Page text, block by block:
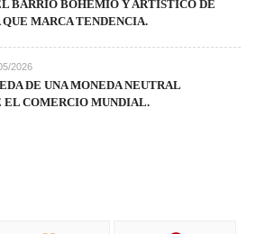
BARRIO BOHEMIO Y ARTÍSTICO DE
MARCA TENDENCIA.
2026
DE UNA MONEDA NEUTRAL
EL COMERCIO MUNDIAL.